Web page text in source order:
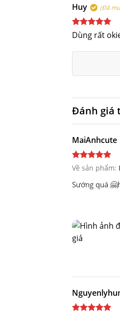
Huy (Đã
Được xếp
hạng5
Dùng rất
Đánh giá
MaiAnhcute
Về sản phẩm:
Sướng quá